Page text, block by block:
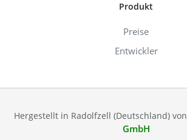
Produkt
Preise
Entwickler
Hergestellt in Radolfzell (Deutschland) von
GmbH